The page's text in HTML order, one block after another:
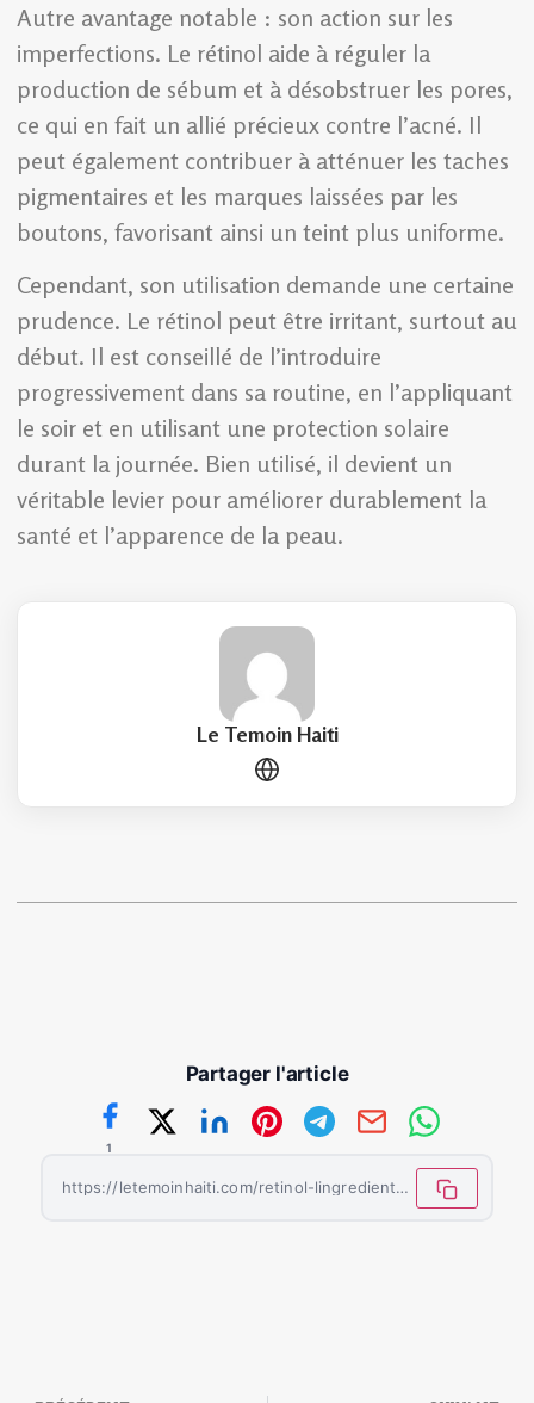
Autre avantage notable : son action sur les
imperfections. Le rétinol aide à réguler la
production de sébum et à désobstruer les pores,
ce qui en fait un allié précieux contre l’acné. Il
peut également contribuer à atténuer les taches
pigmentaires et les marques laissées par les
boutons, favorisant ainsi un teint plus uniforme.
Cependant, son utilisation demande une certaine
prudence. Le rétinol peut être irritant, surtout au
début. Il est conseillé de l’introduire
progressivement dans sa routine, en l’appliquant
le soir et en utilisant une protection solaire
durant la journée. Bien utilisé, il devient un
véritable levier pour améliorer durablement la
santé et l’apparence de la peau.
Le Temoin Haiti
Partager l'article
1
https://letemoinhaiti.com/retinol-lingredient-star-qui-transforme-votre-peau/